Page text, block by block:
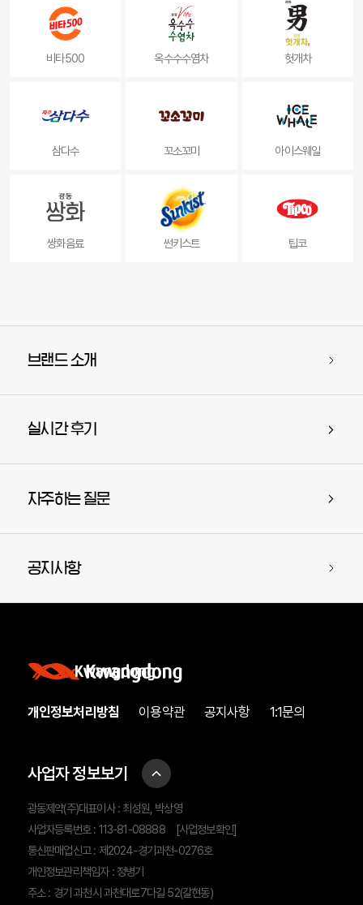
비타500 옥수수수염차 헛개차
삼다수 꼬소꼬미 아이스웨일
쌍화음료 썬키스트 팁코
브랜드 소개
실시간 후기
자주하는 질문
공지사항
개인정보처리방침 이용약관 공지사항 1:1문의
사업자 정보보기
광동제약(주)대표이사 : 최성원, 박상영
사업자등록번호 : 113-81-08888
[사업정보확인]
통신판매업신고 : 제2024-경기과천-0276호
개인정보관리책임자 : 정병기
주소 : 경기 과천시 과천대로7다길 52(갈현동)